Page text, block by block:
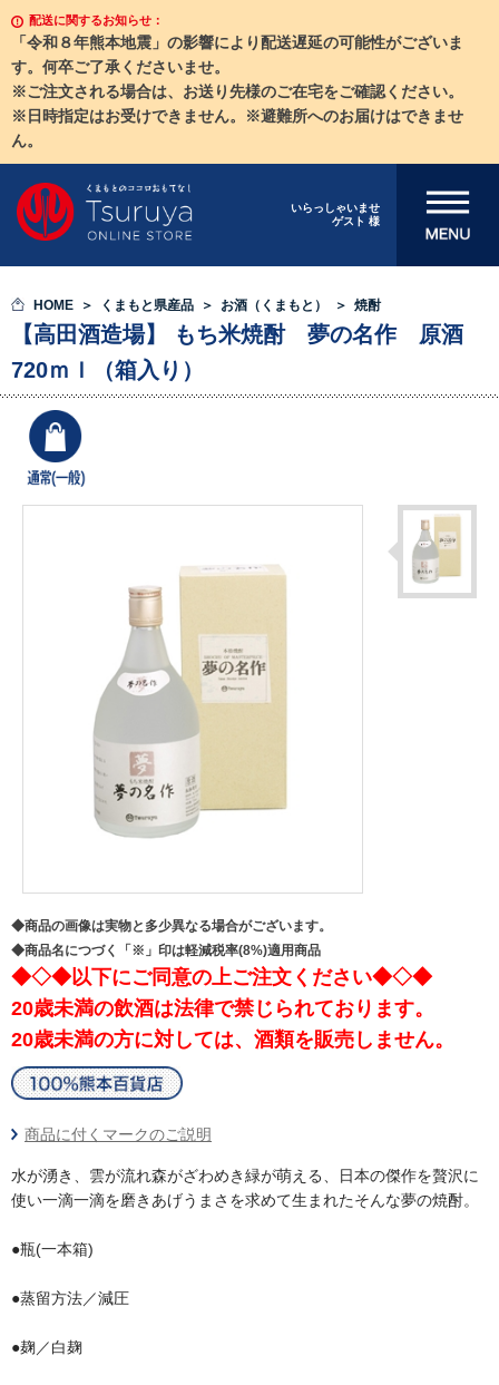
配送に関するお知らせ：
「令和８年熊本地震」の影響により配送遅延の可能性がございま
す。何卒ご了承くださいませ。
※ご注文される場合は、お送り先様のご在宅をご確認ください。
※日時指定はお受けできません。※避難所へのお届けはできませ
ん。
いらっしゃいませ
ゲスト 様
メニューを開
HOME くまもと県産品 お酒（くまもと） 焼酎
【高田酒造場】 もち米焼酎 夢の名作 原酒
720ｍｌ（箱入り）
◆商品の画像は実物と多少異なる場合がございます。
◆商品名につづく「※」印は軽減税率(8%)適用商品
◆◇◆以下にご同意の上ご注文ください◆◇◆
20歳未満の飲酒は法律で禁じられております。
20歳未満の方に対しては、酒類を販売しません。
商品に付くマークのご説明
水が湧き、雲が流れ森がざわめき緑が萌える、日本の傑作を贅沢に
使い一滴一滴を磨きあげうまさを求めて生まれたそんな夢の焼酎。
●瓶(一本箱)
●蒸留方法／減圧
●麹／白麹